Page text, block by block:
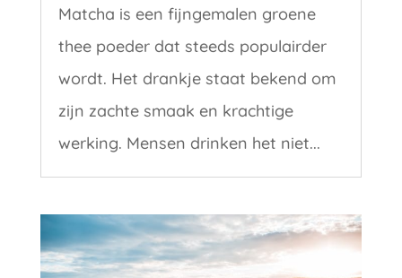
Matcha is een fijngemalen groene
thee poeder dat steeds populairder
wordt. Het drankje staat bekend om
zijn zachte smaak en krachtige
werking. Mensen drinken het niet...